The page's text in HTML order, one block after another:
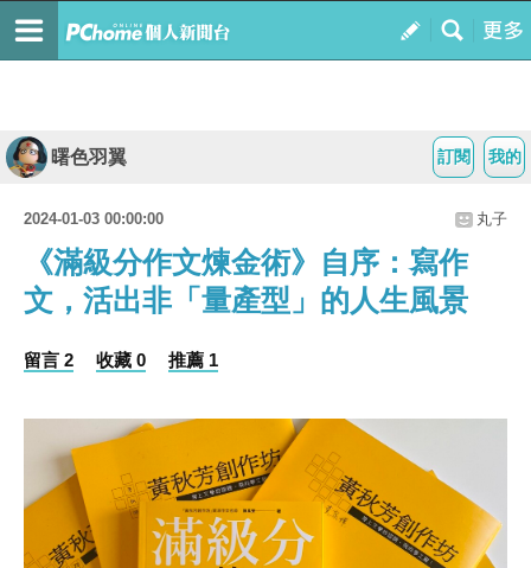
我的
訂閱
曙色羽翼
2024-01-03 00:00:00 丸子
《滿級分作文煉金術》自序：寫作
文，活出非「量產型」的人生風景
留言 2 收藏 0 推薦 1